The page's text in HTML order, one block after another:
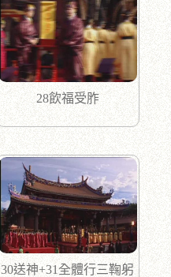
28飲福受胙
30送神+31全體行三鞠躬